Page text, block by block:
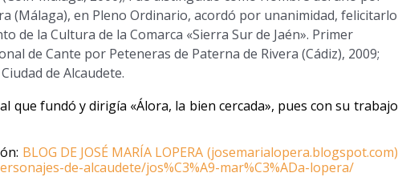
(Málaga), en Pleno Ordinario, acordó por unanimidad, felicitarlo
de la Cultura de la Comarca «Sierra Sur de Jaén». Primer
de Cante por Peteneras de Paterna de Rivera (Cádiz), 2009;
de Alcaudete.
que fundó y dirigía «Álora, la bien cercada», pues con su trabajo
BLOG DE JOSÉ MARÍA LOPERA (josemarialopera.blogspot.com)
de-alcaudete/jos%C3%A9-mar%C3%ADa-lopera/